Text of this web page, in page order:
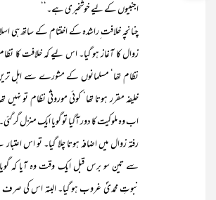
اجنبیوں کے لیے خوشخبری ہے۔‘‘
چنانچہ خلافت ِراشدہ کے اختتام کے ساتھ ہی
زوال کا آغاز ہو گیا۔ اس لیے کہ خلافت کا
نظام تھا‘ مسلمانوں کے مشورے سے اہل
خلیفہ مقرر ہوتا تھا‘ کوئی موروثی نظام تو نہیں
اب وہ ملوکیت کا دور آگیا تو گویا ایک منزل گر
رفتہ زوال میں اضافہ ہوتا چلا گیا۔ تو اس
سے تین سو برس قبل ایک وقت وہ آیا کہ
نبوتِ محمدیؐ غروب ہو گیا۔ البتہ اس کی